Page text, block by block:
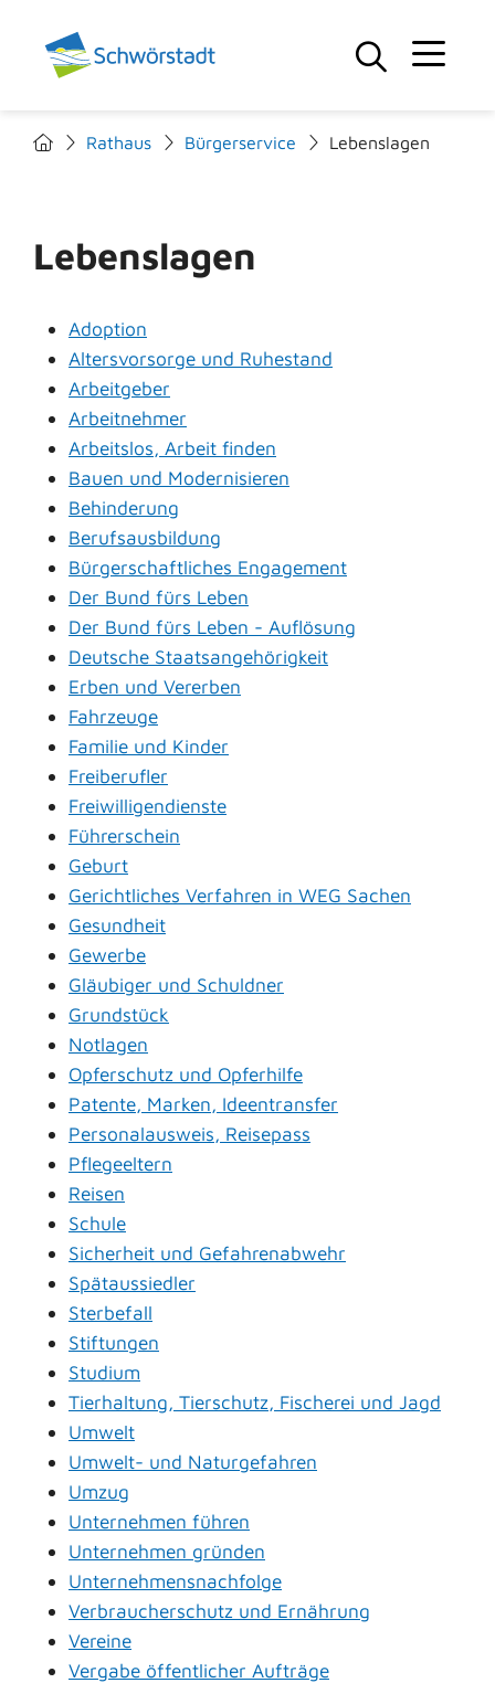
Rathaus Bürgerservice Lebenslagen
Lebenslagen
Adoption
Altersvorsorge und Ruhestand
Arbeitgeber
Arbeitnehmer
Arbeitslos, Arbeit finden
Bauen und Modernisieren
Behinderung
Berufsausbildung
Bürgerschaftliches Engagement
Der Bund fürs Leben
Der Bund fürs Leben - Auflösung
Deutsche Staatsangehörigkeit
Erben und Vererben
Fahrzeuge
Familie und Kinder
Freiberufler
Freiwilligendienste
Führerschein
Geburt
Gerichtliches Verfahren in WEG Sachen
Gesundheit
Gewerbe
Gläubiger und Schuldner
Grundstück
Notlagen
Opferschutz und Opferhilfe
Patente, Marken, Ideentransfer
Personalausweis, Reisepass
Pflegeeltern
Reisen
Schule
Sicherheit und Gefahrenabwehr
Spätaussiedler
Sterbefall
Stiftungen
Studium
Tierhaltung, Tierschutz, Fischerei und Jagd
Umwelt
Umwelt- und Naturgefahren
Umzug
Unternehmen führen
Unternehmen gründen
Unternehmensnachfolge
Verbraucherschutz und Ernährung
Vereine
Vergabe öffentlicher Aufträge